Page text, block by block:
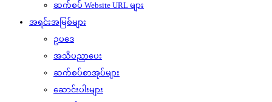
ဆက်စပ် Website URL များ
အရင်းအမြစ်များ
ဥပဒေ
အသိပညာပေး
ဆက်စပ်စာအုပ်များ
ဆောင်းပါးများ